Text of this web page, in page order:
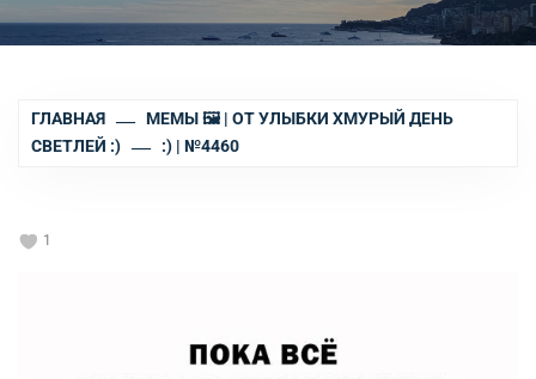
ГЛАВНАЯ
МЕМЫ 🖼 | ОТ УЛЫБКИ ХМУРЫЙ ДЕНЬ
СВЕТЛЕЙ :)
:) | №4460
1